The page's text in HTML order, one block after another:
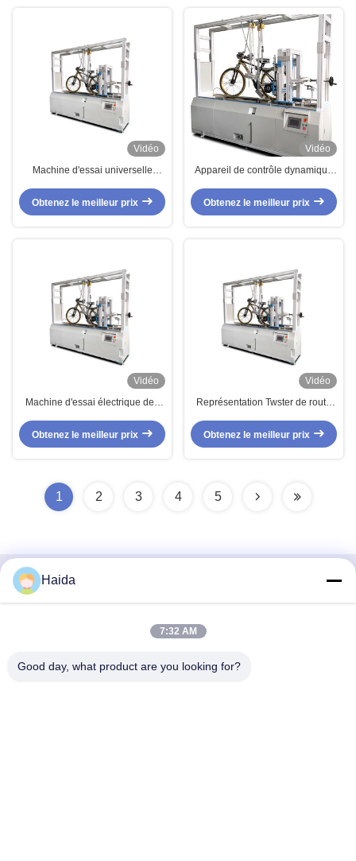
Vidéo
Machine d'essai universelle
irrégulière de bicyclette une
garantie d'an
Obtenez le meilleur prix
Vidéo
Appareil de contrôle dynamique
machine/bicyclette d'essai des
poussettes EN14764
Obtenez le meilleur prix
Vidéo
Machine d'essai électrique des
courant de vélo dynamique de
Obtenez le meilleur prix
Vidéo
Représentation Twster de route
d'essai de freinage/machine
Obtenez le meilleur prix
1 2 3 4 5
Contactez rapidement
secteur de Nancheng, ville de Dongguan, province du
Haida
7:32 AM
Good day, what product are you looking for?